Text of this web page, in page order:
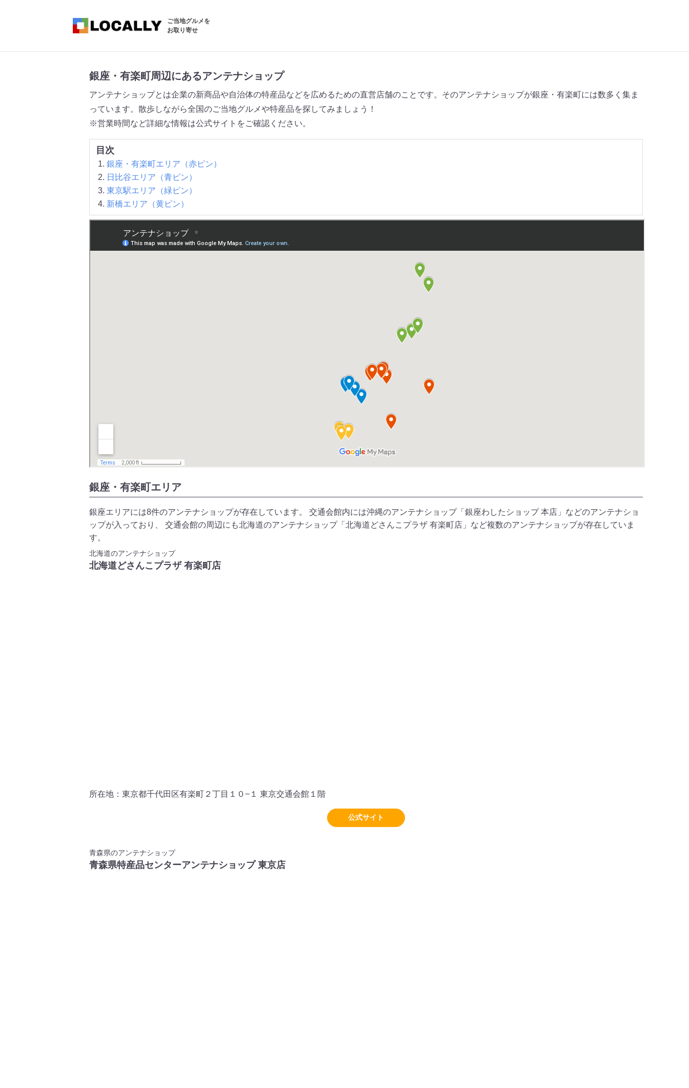
ご当地グルメを
お取り寄せ
銀座・有楽町周辺にあるアンテナショップ
アンテナショップとは企業の新商品や自治体の特産品などを広めるための直営店舗のことです。そのアンテナショップが銀座・有楽町には数多く集ま
っています。散歩しながら全国のご当地グルメや特産品を探してみましょう！
※営業時間など詳細な情報は公式サイトをご確認ください。
目次
銀座・有楽町エリア（赤ピン）
日比谷エリア（青ピン）
東京駅エリア（緑ピン）
新橋エリア（黄ピン）
銀座・有楽町エリア
銀座エリアには8件のアンテナショップが存在しています。 交通会館内には沖縄のアンテナショップ「銀座わしたショップ 本店」などのアンテナショ
ップが入っており、 交通会館の周辺にも北海道のアンテナショップ「北海道どさんこプラザ 有楽町店」など複数のアンテナショップが存在していま
す。
北海道のアンテナショップ
北海道どさんこプラザ 有楽町店
所在地：東京都千代田区有楽町２丁目１０−１ 東京交通会館１階
公式サイト
青森県のアンテナショップ
青森県特産品センターアンテナショップ 東京店